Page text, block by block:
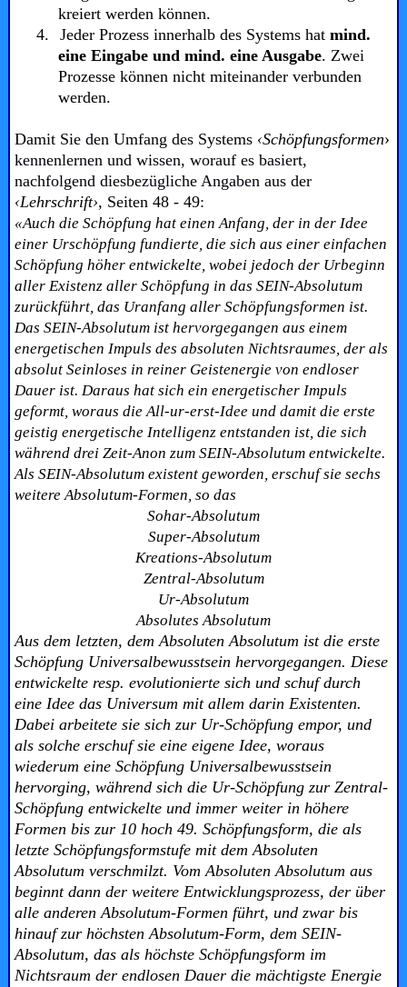
kreiert werden können.
4.
Jeder Prozess innerhalb des Systems hatmind.
eine Eingabe und mind. eine Ausgabe. Zwei
Prozesse können nicht miteinander verbunden
werden.
Damit Sie den Umfang des Systems ‹Schöpfungsformen›
kennenlernen und wissen, worauf es basiert,
nachfolgend diesbezügliche Angaben aus der
‹Lehrschrift›, Seiten 48 - 49:
«Auch die Schöpfung hat einen Anfang, der in der Idee
einer Urschöpfung fundierte, die sich aus einer einfachen
Schöpfung höher entwickelte, wobei jedoch der Urbeginn
aller Existenz aller Schöpfung in das SEIN-Absolutum
zurückführt, das Uranfang aller Schöpfungsformen ist.
Das SEIN-Absolutum ist hervorgegangen aus einem
energetischen Impuls des absoluten Nichtsraumes, der als
absolut Seinloses in reiner Geistenergie von endloser
Dauer ist. Daraus hat sich ein energetischer Impuls
geformt, woraus die All-ur-erst-Idee und damit die erste
geistig energetische Intelligenz entstanden ist, die sich
während drei Zeit-Anon zum SEIN-Absolutum entwickelte.
Als SEIN-Absolutum existent geworden, erschuf sie sechs
weitere Absolutum-Formen, so das
Sohar-Absolutum
Super-Absolutum
Kreations-Absolutum
Zentral-Absolutum
Ur-Absolutum
Absolutes Absolutum
Aus dem letzten, dem Absoluten Absolutum ist die erste
Schöpfung Universalbewusstsein hervorgegangen. Diese
entwickelte resp. evolutionierte sich und schuf durch
eine Idee das Universum mit allem darin Existenten.
Dabei arbeitete sie sich zur Ur-Schöpfung empor, und
als solche erschuf sie eine eigene Idee, woraus
wiederum eine Schöpfung Universalbewusstsein
hervorging, während sich die Ur-Schöpfung zur Zentral-
Schöpfung entwickelte und immer weiter in höhere
Formen bis zur 10 hoch 49. Schöpfungsform, die als
letzte Schöpfungsformstufe mit dem Absoluten
Absolutum verschmilzt. Vom Absoluten Absolutum aus
beginnt dann der weitere Entwicklungsprozess, der über
alle anderen Absolutum-Formen führt, und zwar bis
hinauf zur höchsten Absolutum-Form, dem SEIN-
Absolutum, das als höchste Schöpfungsform im
Nichtsraum der endlosen Dauer die mächtigste Energie